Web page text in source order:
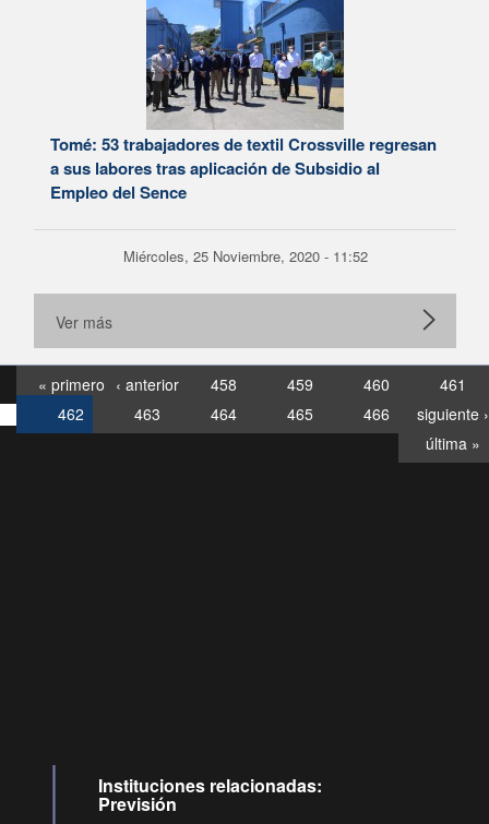
Tomé: 53 trabajadores de textil Crossville regresan
a sus labores tras aplicación de Subsidio al
Empleo del Sence
Miércoles, 25 Noviembre, 2020 - 11:52
Ver más
« primero ‹ anterior 458 459 460
461
462
463 464 465 466
siguiente ›
última »
Instituciones relacionadas:
Previsión